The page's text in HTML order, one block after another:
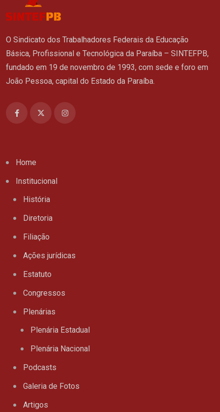
O Sindicato dos Trabalhadores Federais da Educação
Básica, Profissional e Tecnológica da Paraíba – SINTEFPB,
fundado em 19 de novembro de 1993, com sede e foro em
João Pessoa, capital do Estado da Paraíba.
Home
Institucional
História
Diretoria
Filiação
Ações jurídicas
Estatuto
Congressos
Plenárias
Plenária Estadual
Plenária Nacional
Podcasts
Galeria de Fotos
Artigos